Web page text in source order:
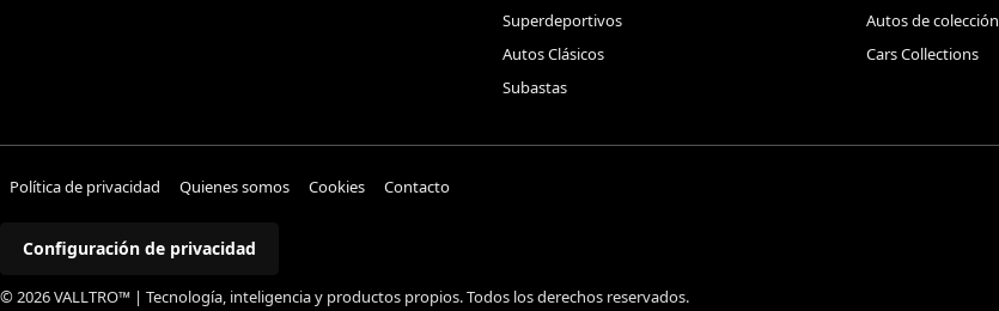
Superdeportivos
Autos Clásicos
Subastas
Autos de colección
Cars Collections
Política de privacidad Quienes somos Cookies Contacto
Configuración de privacidad
© 2026 VALLTRO™ | Tecnología, inteligencia y productos propios. Todos los derechos reservados.